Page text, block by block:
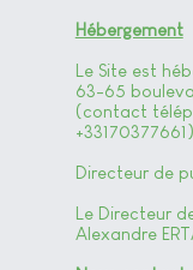
Hébergement
Le Site est
63-65
(contact
+33170377661).
Directeur de
Le Directeur
Alexandre